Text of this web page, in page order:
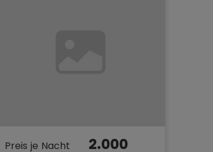
Preis je Nacht
2.000